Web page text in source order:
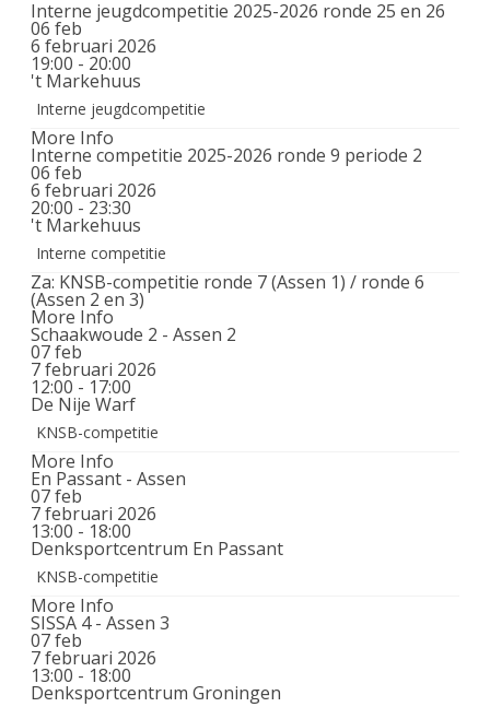
Interne jeugdcompetitie 2025-2026 ronde 25 en 26
06 feb
6 februari 2026
19:00 - 20:00
't Markehuus
Interne jeugdcompetitie
More Info
Interne competitie 2025-2026 ronde 9 periode 2
06 feb
6 februari 2026
20:00 - 23:30
't Markehuus
Interne competitie
Za: KNSB-competitie ronde 7 (Assen 1) / ronde 6
(Assen 2 en 3)
More Info
Schaakwoude 2 - Assen 2
07feb
7 februari 2026
12:00 - 17:00
De Nije Warf
KNSB-competitie
More Info
En Passant - Assen
07feb
7 februari 2026
13:00 - 18:00
Denksportcentrum En Passant
KNSB-competitie
More Info
SISSA 4 - Assen 3
07feb
7 februari 2026
13:00 - 18:00
Denksportcentrum Groningen